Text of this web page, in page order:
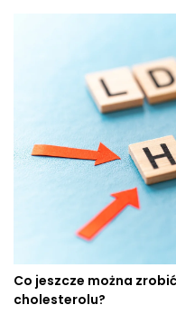
Co jeszcze można
cholesterolu?